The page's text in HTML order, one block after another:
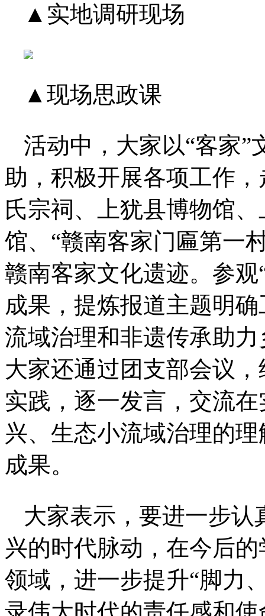
▲实地调研现场
▲现场思政课
活动中，大家以“客家”
助，积极开展各项工作
氏宗祠、上犹县博物馆
馆、“赣南客家门匾第一
赣南客家文化遗迹。参
成果，提炼报道主题明
流域治理和非遗传承助
大家还通过团支部会议
实践，逐一发言，交流
兴、生态小流域治理的
成果。
大家表示，要进一步
兴的时代脉动，在今后
领域，进一步提升“脚力